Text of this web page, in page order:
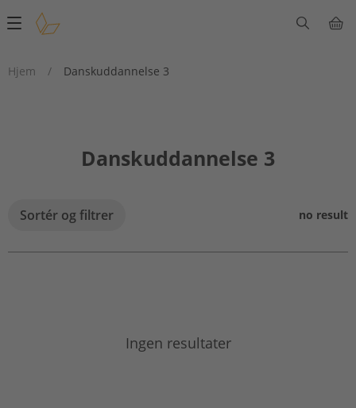
Main
Hjem
/ Danskuddannelse 3
Danskuddannelse 3
Sortér og filtrer no result
Ingen resultater